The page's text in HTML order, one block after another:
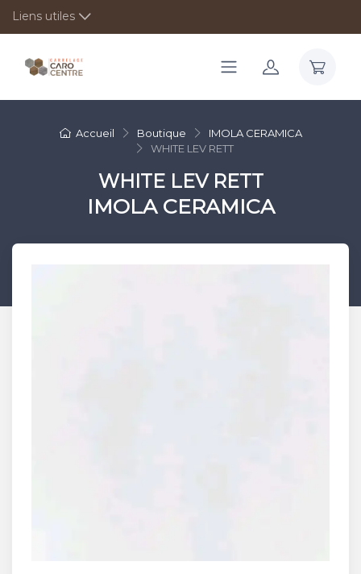
Liens utiles
Accueil Boutique
IMOLA CERAMICA
WHITE LEV RETT
WHITE LEV RETT
IMOLA CERAMICA